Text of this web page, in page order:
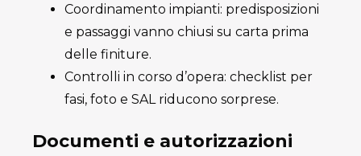
Coordinamento impianti: predisposizioni
e passaggi vanno chiusi su carta prima
delle finiture.
Controlli in corso d’opera: checklist per
fasi, foto e SAL riducono sorprese.
Documenti e autorizzazioni